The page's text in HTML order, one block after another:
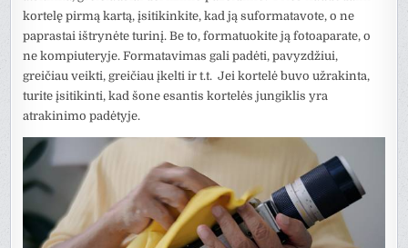
kortelę pirmą kartą, įsitikinkite, kad ją suformatavote, o ne
paprastai ištrynėte turinį. Be to, formatuokite ją fotoaparate, o
ne kompiuteryje. Formatavimas gali padėti, pavyzdžiui,
greičiau veikti, greičiau įkelti ir t.t. Jei kortelė buvo užrakinta,
turite įsitikinti, kad šone esantis kortelės jungiklis yra
atrakinimo padėtyje.